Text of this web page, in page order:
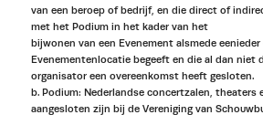
van een beroep of bedrijf, en die direct of
met het Podium in het kader van het
bijwonen van een Evenement alsmede
Evenementenlocatie begeeft en die al dan niet
organisator een overeenkomst heeft gesloten.
b. Podium: Nederlandse concertzalen, theaters
aangesloten zijn bij de Vereniging van